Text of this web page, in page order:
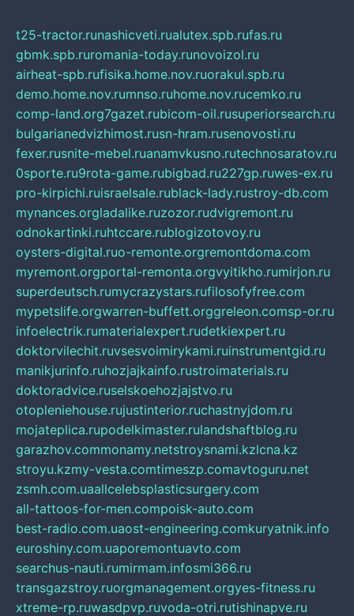
t25-tractor.runashicveti.rualutex.spb.rufas.ru
gbmk.spb.ruromania-today.runovoizol.ru
airheat-spb.rufisika.home.nov.ruorakul.spb.ru
demo.home.nov.rumnso.ruhome.nov.rucemko.ru
comp-land.org7gazet.rubicom-oil.rusuperiorsearch.ru
bulgarianedvizhimost.rusn-hram.rusenovosti.ru
fexer.rusnite-mebel.ruanamvkusno.rutechnosaratov.ru
0sporte.ru9rota-game.rubigbad.ru227gp.ruwes-ex.ru
pro-kirpichi.ruisraelsale.rublack-lady.rustroy-db.com
mynances.orgladalike.ruzozor.rudvigremont.ru
odnokartinki.ruhtccare.rublogizotovoy.ru
oysters-digital.ruo-remonte.orgremontdoma.com
myremont.orgportal-remonta.orgvyitikho.rumirjon.ru
superdeutsch.rumycrazystars.rufilosofyfree.com
mypetslife.orgwarren-buffett.orggreleon.comsp-or.ru
infoelectrik.rumaterialexpert.rudetkiexpert.ru
doktorvilechit.ruvsesvoimirykami.ruinstrumentgid.ru
manikjurinfo.ruhozjajkainfo.rustroimaterials.ru
doktoradvice.ruselskoehozjajstvo.ru
otopleniehouse.rujustinterior.ruchastnyjdom.ru
mojateplica.rupodelkimaster.rulandshaftblog.ru
garazhov.commonamy.netstroysnami.kzlcna.kz
stroyu.kzmy-vesta.comtimeszp.comavtoguru.net
zsmh.com.uaallcelebsplasticsurgery.com
all-tattoos-for-men.compoisk-auto.com
best-radio.com.uaost-engineering.comkuryatnik.info
euroshiny.com.uaporemontuavto.com
searchus-nauti.rumirmam.infosmi366.ru
transgazstroy.ruorgmanagement.orgyes-fitness.ru
xtreme-rp.ruwasdpvp.ruvoda-otri.rutishinapve.ru